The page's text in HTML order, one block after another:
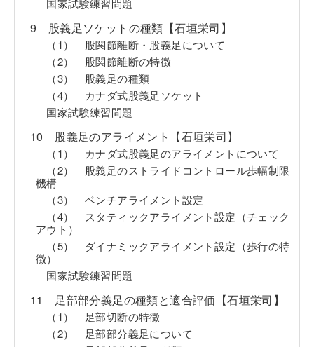
国家試験練習問題
9 股義足ソケットの種類【石垣栄司】
（1） 股関節離断・股義足について
（2） 股関節離断の特徴
（3） 股義足の種類
（4） カナダ式股義足ソケット
国家試験練習問題
10 股義足のアライメント【石垣栄司】
（1） カナダ式股義足のアライメントについて
（2） 股義足のストライドコントロール歩幅制限
機構
（3） ベンチアライメント設定
（4） スタティックアライメント設定（チェック
アウト）
（5） ダイナミックアライメント設定（歩行の特
徴）
国家試験練習問題
11 足部部分義足の種類と適合評価【石垣栄司】
（1） 足部切断の特徴
（2） 足部部分義足について